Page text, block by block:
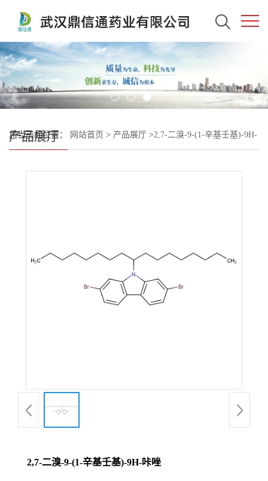
产品展厅
您当前的位置： 网站首页 > 产品展厅 >2,7-二溴-9-(1-辛基壬基)-9H-
2,7-二溴-9-(1-辛基壬基)-9H-咔唑